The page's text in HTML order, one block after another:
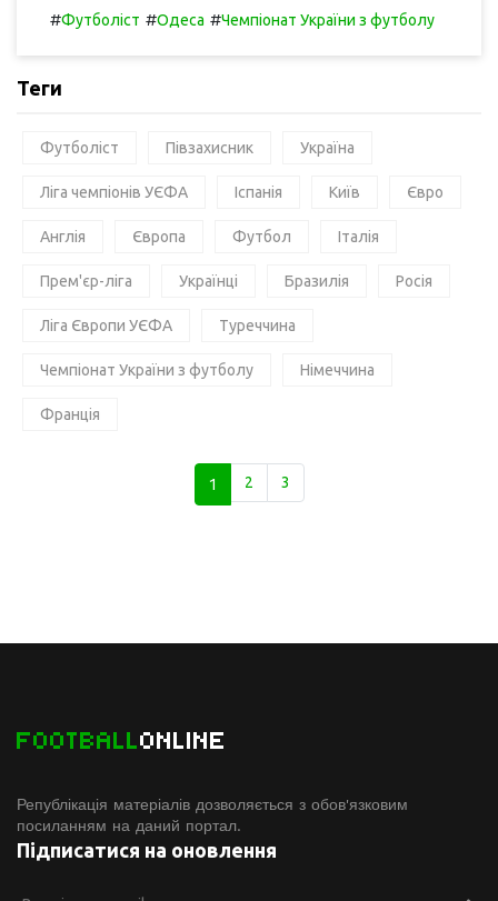
#Футболіст #Одеса #Чемпіонат України з футболу
Теги
Футболіст Півзахисник Україна
Ліга чемпіонів УЄФА Іспанія Київ Євро
Англія Європа Футбол Італія
Прем'єр-ліга Українці Бразилія Росія
Ліга Європи УЄФА Туреччина
Чемпіонат України з футболу Німеччина
Франція
1 2 3
FOOTBALLONLINE
Републікація матеріалів дозволяється з обов'язковим
посиланням на даний портал.
Підписатися на оновлення